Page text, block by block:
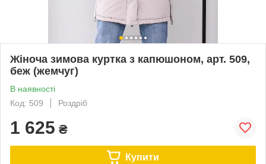
Жіноча зимова куртка з капюшоном, арт. 509,
беж (жемчуг)
В наявності
Код: 509
Роздріб
1 625 ₴
Купити